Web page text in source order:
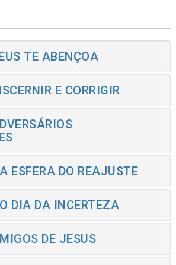
TE ABENÇOA
E CORRIGIR
ESFERA DO REAJUSTE
DIA DA INCERTEZA
DE JESUS